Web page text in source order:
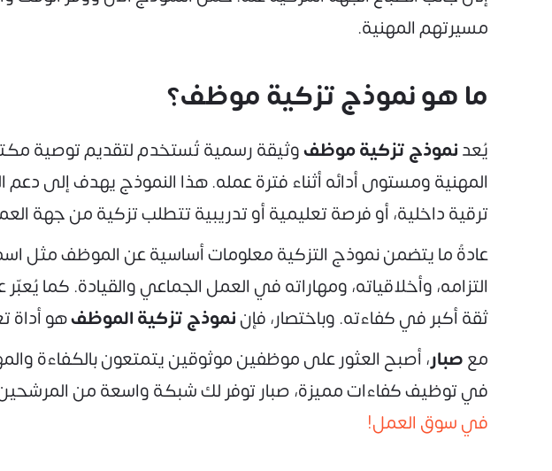
مسيرتهم المهنية.
ما هو نموذج تزكية موظف؟
يُعدنموذج تزكية موظفوثيقة رسمية تُستخدم لتقديم توصية
المهنية ومستوى أدائه أثناء فترة عمله. هذا النموذج يهدف إلى
ترقية داخلية، أو فرصة تعليمية أو تدريبية تتطلب تزكية من جهة
عادةً ما يتضمن نموذج التزكية معلومات أساسية عن الموظف مثل
التزامه، وأخلاقياته، ومهاراته في العمل الجماعي والقيادة. كما
ثقة أكبر في كفاءته. وباختصار، فإننموذج تزكية الموظفهو أداة
معصبار، أصبح العثور على موظفين موثوقين يتمتعون
في توظيف كفاءات مميزة، صبار توفر لك شبكة واسعة من المرشحين
في سوق العمل!